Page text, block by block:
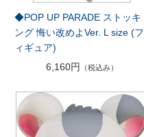
◆POP UP PARADE ストッキ
ング 悔い改めよVer. L size (フ
ィギュア)
6,160円
（税込み）